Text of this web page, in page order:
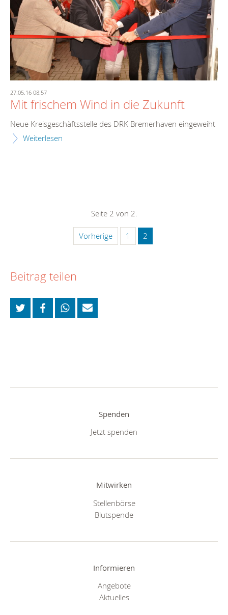
27.05.16 08:57
Mit frischem Wind in die Zukunft
Neue Kreisgeschäftsstelle des DRK Bremerhaven eingeweiht
Weiterlesen
Seite 2 von 2.
Vorherige 1 2
Beitrag teilen
Spenden
Jetzt spenden
Mitwirken
Stellenbörse
Blutspende
Informieren
Angebote
Aktuelles